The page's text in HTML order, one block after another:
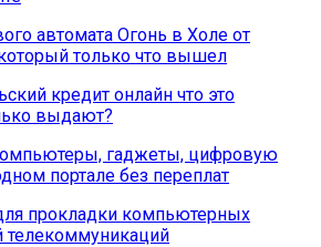
автомата Огонь в Холе от
только что вышел
кредит онлайн что это
выдают?
гаджеты, цифровую
портале без переплат
прокладки компьютерных
телекоммуникаций